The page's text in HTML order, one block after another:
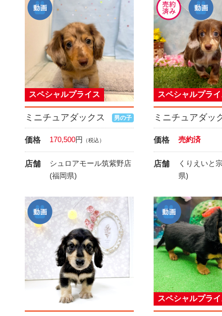
ミニチュアダックス 男の子
スペシャルプライス
価格 170,500円 （税込）
店舗
シュロアモール筑紫野店
(福岡県)
ミニチュアダッ
スペシャルプラ
価格 売約済
店舗
くりえいと
県)
スペシャルプラ